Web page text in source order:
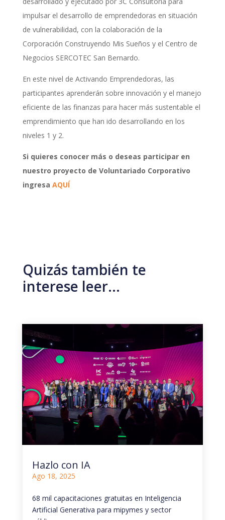
impulsar el desarrollo de emprendedoras en situación
de vulnerabilidad, con la colaboración de la
Corporación Construyendo Mis Sueños y el Centro de
Negocios SERCOTEC San Bernardo.
En este nivel de Activando Emprendedoras, las
participantes aprenderán sobre innovación y el manejo
eficiente de las finanzas para hacer más sustentable el
emprendimiento que han ido desarrollando en los
niveles 1 y 2.
Si quieres conocer más o deseas participar en
nuestro proyecto de Voluntariado Corporativo
ingresa AQUÍ
Quizás también te
interese leer…
Hazlo con IA
Ago 18, 2025
68 mil capacitaciones gratuitas en Inteligencia
Artificial Generativa para mipymes y sector